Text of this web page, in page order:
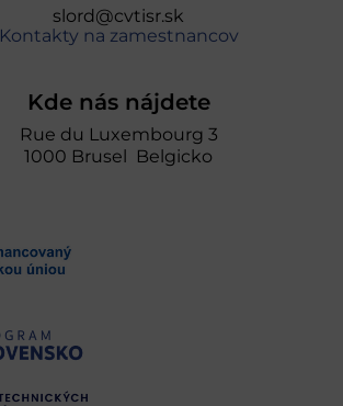
slord@cvtisr.sk
Kontakty na zamestnancov
Kde nás nájdete
Rue du Luxembourg 3
1000 Brusel Belgicko